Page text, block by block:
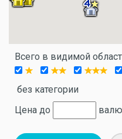
Всего в видимой
без категории
Цена до